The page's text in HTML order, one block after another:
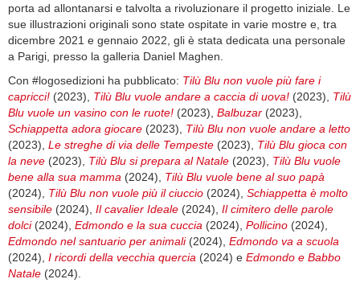
porta ad allontanarsi e talvolta a rivoluzionare il progetto iniziale. Le
sue illustrazioni originali sono state ospitate in varie mostre e, tra
dicembre 2021 e gennaio 2022, gli è stata dedicata una personale
a Parigi, presso la galleria Daniel Maghen.
Con #logosedizioni ha pubblicato: Tilù Blu non vuole più fare i
capricci! (2023), Tilù Blu vuole andare a caccia di uova! (2023), Tilù
Blu vuole un vasino con le ruote! (2023), Balbuzar (2023),
Schiappetta adora giocare (2023), Tilù Blu non vuole andare a letto
(2023), Le streghe di via delle Tempeste (2023), Tilù Blu gioca con
la neve (2023), Tilù Blu si prepara al Natale (2023), Tilù Blu vuole
bene alla sua mamma (2024), Tilù Blu vuole bene al suo papà
(2024), Tilù Blu non vuole più il ciuccio (2024), Schiappetta è molto
sensibile (2024), Il cavalier Ideale (2024), Il cimitero delle parole
dolci(2024), Edmondo e la sua cuccia (2024), Pollicino (2024),
Edmondo nel santuario per animali(2024), Edmondo va a scuola
(2024), I ricordi della vecchia quercia (2024) e Edmondo e Babbo
Natale (2024).